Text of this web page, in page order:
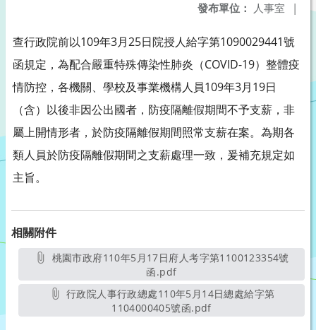
發布單位： 人事室 |
查行政院前以109年3月25日院授人給字第1090029441號
函規定，為配合嚴重特殊傳染性肺炎（COVID-19）整體疫
情防控，各機關、學校及事業機構人員109年3月19日
（含）以後非因公出國者，防疫隔離假期間不予支薪，非
屬上開情形者，於防疫隔離假期間照常支薪在案。為期各
類人員於防疫隔離假期間之支薪處理一致，爰補充規定如
主旨。
相關附件
函.pdf另開新視窗
行政院人事行政總處110年5月14日總處給字第
1104000405號函.pdf另開新視窗